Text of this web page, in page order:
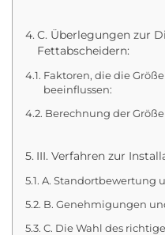
C. Überlegungen zur
Fettabscheidern:
Faktoren, die die
beeinflussen:
Berechnung der
III. Verfahren zur
A. Standortbewertung
B. Genehmigungen
C. Die Wahl des